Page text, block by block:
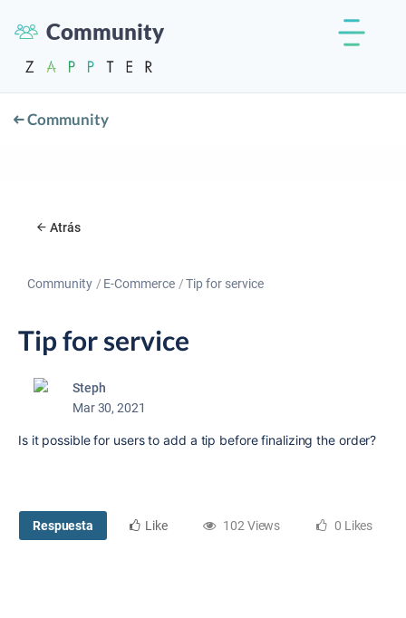
Community
Community
Atrás
Community E-Commerce Tip for service
Tip for service
Steph
Mar 30, 2021
Is it possible for users to add a tip before finalizing the order?
Respuesta Like 102 Views 0 Likes